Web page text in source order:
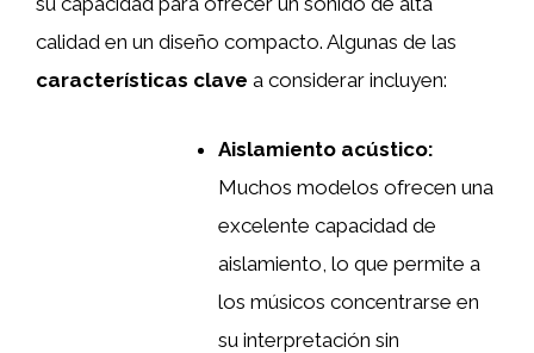
calidad en un diseño compacto. Algunas de las
características clave a considerar incluyen:
Aislamiento acústico:
Muchos modelos ofrecen una
excelente capacidad de
aislamiento, lo que permite a
los músicos concentrarse en
su interpretación sin